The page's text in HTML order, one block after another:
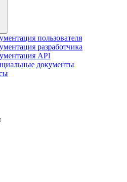
пользователя
разработчика
API
документы